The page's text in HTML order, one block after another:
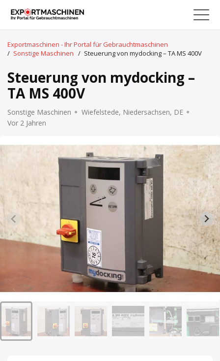
Exportmaschinen - Ihr Portal für Gebrauchtmaschinen
/ Sonstige Maschinen / Steuerung von mydocking – TA MS 400V
Steuerung von mydocking –
TA MS 400V
Sonstige Maschinen
Wiefelstede, Niedersachsen, DE
Vor 2 Jahren